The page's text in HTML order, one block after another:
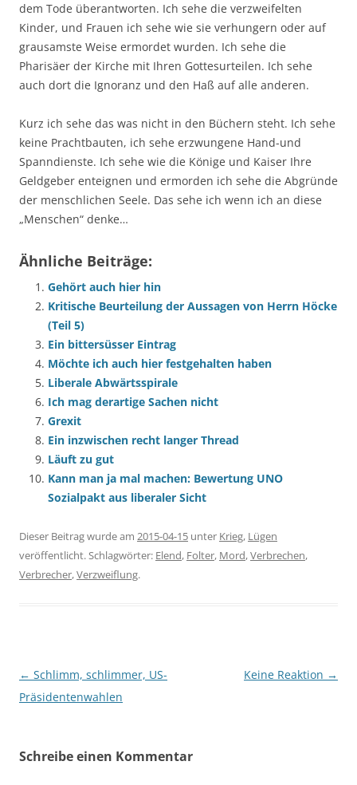
dem Tode überantworten. Ich sehe die verzweifelten
Kinder, und Frauen ich sehe wie sie verhungern oder auf
grausamste Weise ermordet wurden. Ich sehe die
Pharisäer der Kirche mit Ihren Gottesurteilen. Ich sehe
auch dort die Ignoranz und den Haß auf alle anderen.
Kurz ich sehe das was nicht in den Büchern steht. Ich sehe
keine Prachtbauten, ich sehe erzwungene Hand-und
Spanndienste. Ich sehe wie die Könige und Kaiser Ihre
Geldgeber enteignen und ermorden ich sehe die Abgründe
der menschlichen Seele. Das sehe ich wenn ich an diese
„Menschen“ denke…
Ähnliche Beiträge:
Gehört auch hier hin
Kritische Beurteilung der Aussagen von Herrn Höcke
(Teil 5)
Ein bittersüsser Eintrag
Möchte ich auch hier festgehalten haben
Liberale Abwärtsspirale
Ich mag derartige Sachen nicht
Grexit
Ein inzwischen recht langer Thread
Läuft zu gut
Kann man ja mal machen: Bewertung UNO
Sozialpakt aus liberaler Sicht
Dieser Beitrag wurde am 2015-04-15 unter Krieg, Lügen
veröffentlicht. Schlagwörter: Elend, Folter, Mord,Verbrechen,
Verbrecher,Verzweiflung.
Beitragsnavigation
← Schlimm, schlimmer, US-
Präsidentenwahlen
Keine Reaktion →
Schreibe einen Kommentar